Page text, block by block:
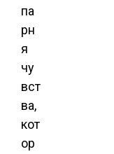
па
рн
я
чу
вст
ва,
кот
ор